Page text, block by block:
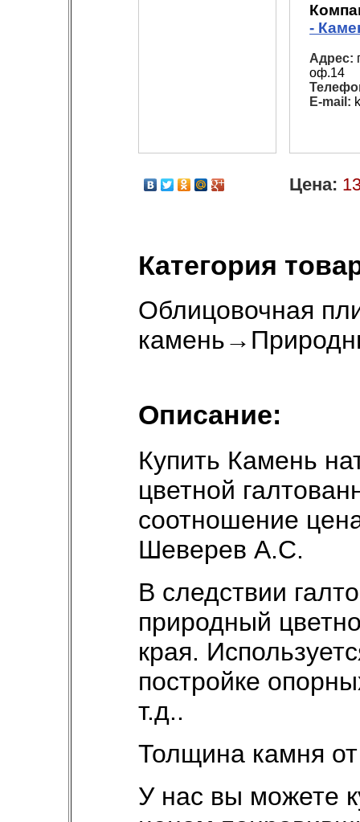
-
Адрес:
оф.14
E-mail:
Цена:
Категория
Облицовочная
камень→
Описание:
Купить Камень
цветной
соотношение
Шеверев А.С.
В следствии
природный
края.
постройке
т.д..
Толщина камня
У нас вы можете